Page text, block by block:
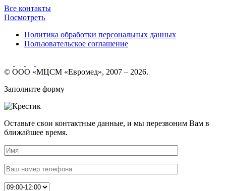
Все контакты
Посмотреть
Политика обработки персональных данных
Пользовательское соглашение
© ООО «МЦСМ «Евромед», 2007 – 2026.
Заполните форму
Оставьте свои контактные данные, и мы перезвоним Вам в
ближайшее время.